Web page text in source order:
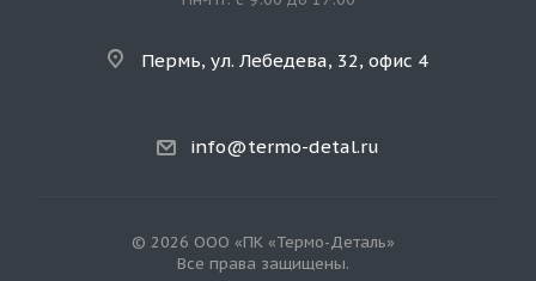
Пермь, ул. Лебедева, 32, офис 4
info@termo-detal.ru
© 2026 ООО «ПК «Термо-Деталь»
Все права защищены.